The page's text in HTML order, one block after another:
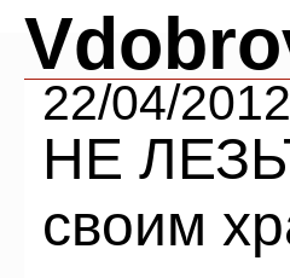
22/04/
НЕ
своим